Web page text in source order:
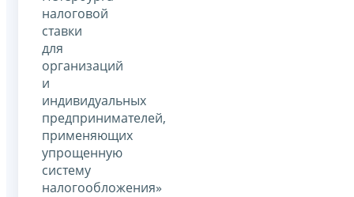
налоговой
ставки
для
организаций
и
индивидуальных
предпринимателей,
применяющих
упрощенную
систему
налогообложения»